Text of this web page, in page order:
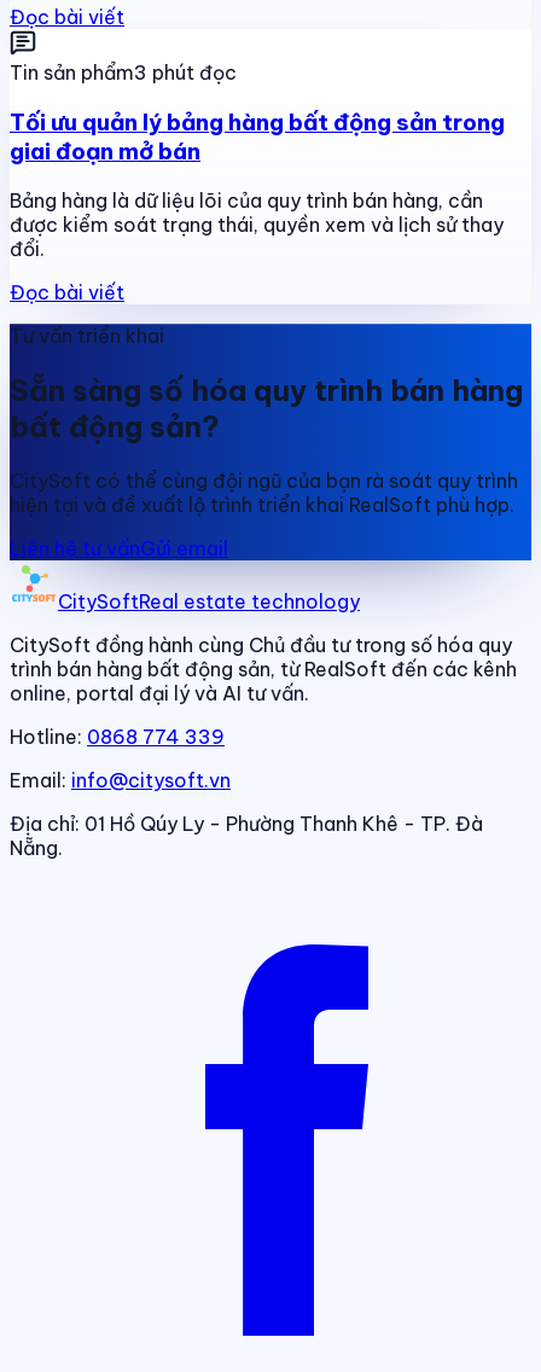
Đọc bài viết
Tin sản phẩm3 phút đọc
Tối ưu quản lý bảng hàng bất động sản trong
giai đoạn mở bán
Bảng hàng là dữ liệu lõi của quy trình bán hàng, cần
được kiểm soát trạng thái, quyền xem và lịch sử thay
đổi.
Đọc bài viết
Tư vấn triển khai
Sẵn sàng số hóa quy trình bán hàng
bất động sản?
CitySoft có thể cùng đội ngũ của bạn rà soát quy trình
hiện tại và đề xuất lộ trình triển khai RealSoft phù hợp.
Liên hệ tư vấnGửi email
CitySoftReal estate technology
CitySoft đồng hành cùng Chủ đầu tư trong số hóa quy
trình bán hàng bất động sản, từ RealSoft đến các kênh
online, portal đại lý và AI tư vấn.
Hotline: 0868 774 339
Email: info@citysoft.vn
Địa chỉ: 01 Hồ Qúy Ly - Phường Thanh Khê - TP. Đà
Nẵng.